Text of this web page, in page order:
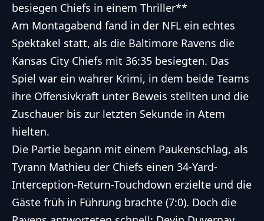
besiegen Chiefs in einem Thriller**
Am Montagabend fand in der NFL ein echtes
Spektakel statt, als die Baltimore Ravens die
Kansas City Chiefs mit 36:35 besiegten. Das
Spiel war ein wahrer Krimi, in dem beide Teams
ihre Offensivkraft unter Beweis stellten und die
Zuschauer bis zur letzten Sekunde in Atem
hielten.
Die Partie begann mit einem Paukenschlag, als
Tyrann Mathieu der Chiefs einen 34-Yard-
Interception-Return-Touchdown erzielte und die
Gäste früh in Führung brachte (7:0). Doch die